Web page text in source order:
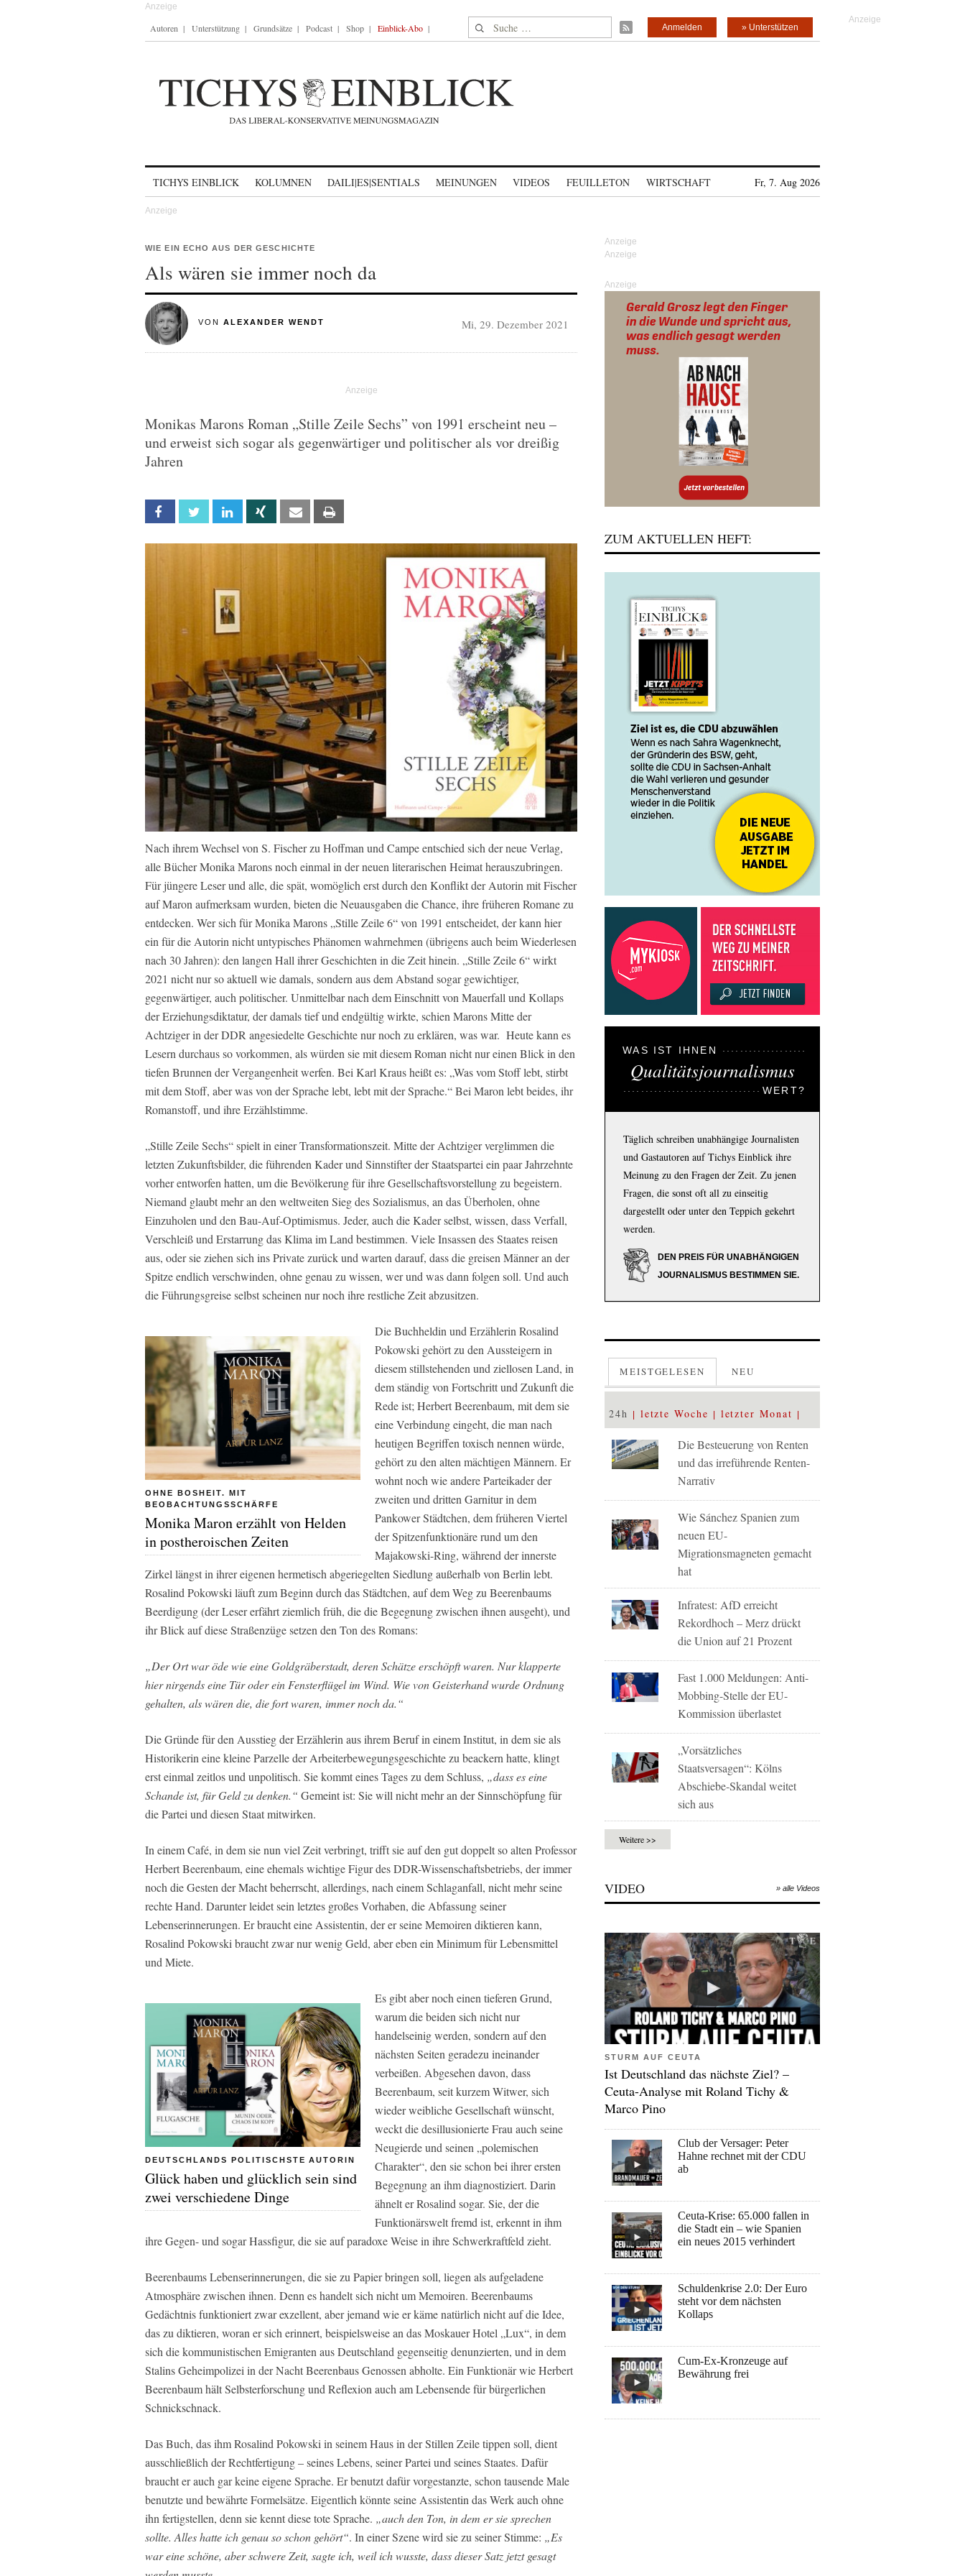
Autoren Unterstützung Grundsätze Podcast Shop Einblick-Abo Suche nach: » Unterstützen
Anmelden
TICHYS EINBLICK KOLUMNEN DAILI|ES|SENTIALS MEINUNGEN VIDEOS FEUILLETON WIRTSCHAFT Fr, 7. Aug 2026
WIE EIN ECHO AUS DER GESCHICHTE
Als wären sie immer noch da
VON ALEXANDER WENDT Mi, 29. Dezember 2021
Monikas Marons Roman „Stille Zeile Sechs” von 1991 erscheint neu –
und erweist sich sogar als gegenwärtiger und politischer als vor dreißig
Jahren
Facebook Twitter Linkedin Xing Email
Nach ihrem Wechsel von S. Fischer zu Hoffman und Campe entschied sich der neue Verlag,
alle Bücher Monika Marons noch einmal in der neuen literarischen Heimat herauszubringen.
Für jüngere Leser und alle, die spät, womöglich erst durch den Konflikt der Autorin mit Fischer
auf Maron aufmerksam wurden, bieten die Neuausgaben die Chance, ihre früheren Romane zu
entdecken. Wer sich für Monika Marons „Stille Zeile 6“ von 1991 entscheidet, der kann hier
ein für die Autorin nicht untypisches Phänomen wahrnehmen (übrigens auch beim Wiederlesen
nach 30 Jahren): den langen Hall ihrer Geschichten in die Zeit hinein. „Stille Zeile 6“ wirkt
2021 nicht nur so aktuell wie damals, sondern aus dem Abstand sogar gewichtiger,
gegenwärtiger, auch politischer. Unmittelbar nach dem Einschnitt von Mauerfall und Kollaps
der Erziehungsdiktatur, der damals tief und endgültig wirkte, schien Marons Mitte der
Achtziger in der DDR angesiedelte Geschichte nur noch zu erklären, was war. Heute kann es
Lesern durchaus so vorkommen, als würden sie mit diesem Roman nicht nur einen Blick in den
tiefen Brunnen der Vergangenheit werfen. Bei Karl Kraus heißt es: „Was vom Stoff lebt, stirbt
mit dem Stoff, aber was von der Sprache lebt, lebt mit der Sprache.“ Bei Maron lebt beides, ihr
Romanstoff, und ihre Erzählstimme.
„Stille Zeile Sechs“ spielt in einer Transformationszeit. Mitte der Achtziger verglimmen die
letzten Zukunftsbilder, die führenden Kader und Sinnstifter der Staatspartei ein paar Jahrzehnte
vorher entworfen hatten, um die Bevölkerung für ihre Gesellschaftsvorstellung zu begeistern.
Niemand glaubt mehr an den weltweiten Sieg des Sozialismus, an das Überholen, ohne
Einzuholen und den Bau-Auf-Optimismus. Jeder, auch die Kader selbst, wissen, dass Verfall,
Verschleiß und Erstarrung das Klima im Land bestimmen. Viele Insassen des Staates reisen
aus, oder sie ziehen sich ins Private zurück und warten darauf, dass die greisen Männer an der
Spitze endlich verschwinden, ohne genau zu wissen, wer und was dann folgen soll. Und auch
die Führungsgreise selbst scheinen nur noch ihre restliche Zeit abzusitzen.
OHNE BOSHEIT. MIT
BEOBACHTUNGSSCHÄRFE
Monika Maron erzählt von Helden
in postheroischen Zeiten
Die Buchheldin und Erzählerin Rosalind
Pokowski gehört zu den Aussteigern in
diesem stillstehenden und ziellosen Land, in
dem ständig von Fortschritt und Zukunft die
Rede ist; Herbert Beerenbaum, mit dem sie
eine Verbindung eingeht, die man nach
heutigen Begriffen toxisch nennen würde,
gehört zu den alten mächtigen Männern. Er
wohnt noch wie andere Parteikader der
zweiten und dritten Garnitur in dem
Pankower Städtchen, dem früheren Viertel
der Spitzenfunktionäre rund um den
Majakowski-Ring, während der innerste
Zirkel längst in ihrer eigenen hermetisch abgeriegelten Siedlung außerhalb von Berlin lebt.
Rosalind Pokowski läuft zum Beginn durch das Städtchen, auf dem Weg zu Beerenbaums
Beerdigung (der Leser erfährt ziemlich früh, die die Begegnung zwischen ihnen ausgeht), und
ihr Blick auf diese Straßenzüge setzen den Ton des Romans:
„Der Ort war öde wie eine Goldgräberstadt, deren Schätze erschöpft waren. Nur klapperte
hier nirgends eine Tür oder ein Fensterflügel im Wind. Wie von Geisterhand wurde Ordnung
gehalten, als wären die, die fort waren, immer noch da.“
Die Gründe für den Ausstieg der Erzählerin aus ihrem Beruf in einem Institut, in dem sie als
Historikerin eine kleine Parzelle der Arbeiterbewegungsgeschichte zu beackern hatte, klingt
erst einmal zeitlos und unpolitisch. Sie kommt eines Tages zu dem Schluss, „dass es eine
Schande ist, für Geld zu denken.“ Gemeint ist: Sie will nicht mehr an der Sinnschöpfung für
die Partei und diesen Staat mitwirken.
In einem Café, in dem sie nun viel Zeit verbringt, trifft sie auf den gut doppelt so alten Professor
Herbert Beerenbaum, eine ehemals wichtige Figur des DDR-Wissenschaftsbetriebs, der immer
noch die Gesten der Macht beherrscht, allerdings, nach einem Schlaganfall, nicht mehr seine
rechte Hand. Darunter leidet sein letztes großes Vorhaben, die Abfassung seiner
Lebenserinnerungen. Er braucht eine Assistentin, der er seine Memoiren diktieren kann,
Rosalind Pokowski braucht zwar nur wenig Geld, aber eben ein Minimum für Lebensmittel
und Miete.
DEUTSCHLANDS POLITISCHSTE AUTORIN
Glück haben und glücklich sein sind
zwei verschiedene Dinge
Es gibt aber noch einen tieferen Grund,
warum die beiden sich nicht nur
handelseinig werden, sondern auf den
nächsten Seiten geradezu ineinander
verbeißen. Abgesehen davon, dass
Beerenbaum, seit kurzem Witwer, sich
wieder weibliche Gesellschaft wünscht,
weckt die desillusionierte Frau auch seine
Neugierde und seinen „polemischen
Charakter“, den sie schon bei ihrer ersten
Begegnung an ihm diagnostiziert. Darin
ähnelt er Rosalind sogar. Sie, der die
Funktionärswelt fremd ist, erkennt in ihm
ihre Gegen- und sogar Hassfigur, die sie auf paradoxe Weise in ihre Schwerkraftfeld zieht.
Beerenbaums Lebenserinnerungen, die sie zu Papier bringen soll, liegen als aufgeladene
Atmosphäre zwischen ihnen. Denn es handelt sich nicht um Memoiren. Beerenbaums
Gedächtnis funktioniert zwar exzellent, aber jemand wie er käme natürlich nicht auf die Idee,
das zu diktieren, woran er sich erinnert, beispielsweise an das Moskauer Hotel „Lux“, in dem
sich die kommunistischen Emigranten aus Deutschland gegenseitig denunzierten, und in dem
Stalins Geheimpolizei in der Nacht Beerenbaus Genossen abholte. Ein Funktionär wie Herbert
Beerenbaum hält Selbsterforschung und Reflexion auch am Lebensende für bürgerlichen
Schnickschnack.
Das Buch, das ihm Rosalind Pokowski in seinem Haus in der Stillen Zeile tippen soll, dient
ausschließlich der Rechtfertigung – seines Lebens, seiner Partei und seines Staates. Dafür
braucht er auch gar keine eigene Sprache. Er benutzt dafür vorgestanzte, schon tausende Male
benutzte und bewährte Formelsätze. Eigentlich könnte seine Assistentin das Werk auch ohne
ihn fertigstellen, denn sie kennt diese tote Sprache. „auch den Ton, in dem er sie sprechen
sollte. Alles hatte ich genau so schon gehört“. In einer Szene wird sie zu seiner Stimme: „Es
war eine schöne, aber schwere Zeit, sagte ich, weil ich wusste, dass dieser Satz jetzt gesagt
Anzeige
ZUM AKTUELLEN HEFT:
WAS IST IHNEN
Qualitätsjournalismus
WERT?
Täglich schreiben unabhängige Journalisten
und Gastautoren auf Tichys Einblick ihre
Meinung zu den Fragen der Zeit. Zu jenen
Fragen, die sonst oft all zu einseitig
dargestellt oder unter den Teppich gekehrt
werden.
DEN PREIS FÜR UNABHÄNGIGEN
JOURNALISMUS BESTIMMEN SIE.
MEISTGELESEN NEU
24h letzte Woche letzter Monat
Die Besteuerung von Renten
und das irreführende Renten-
Narrativ
Wie Sánchez Spanien zum
neuen EU-
Migrationsmagneten gemacht
hat
Infratest: AfD erreicht
Rekordhoch – Merz drückt
die Union auf 21 Prozent
Fast 1.000 Meldungen: Anti-
Mobbing-Stelle der EU-
Kommission überlastet
„Vorsätzliches
Staatsversagen“: Kölns
Abschiebe-Skandal weitet
sich aus
Weitere >>
VIDEO » alle Videos
STURM AUF CEUTA
Ist Deutschland das nächste Ziel? –
Ceuta-Analyse mit Roland Tichy &
Marco Pino
Club der Versager: Peter
Hahne rechnet mit der CDU
ab
Ceuta-Krise: 65.000 fallen in
die Stadt ein – wie Spanien
ein neues 2015 verhindert
Schuldenkrise 2.0: Der Euro
steht vor dem nächsten
Kollaps
Cum-Ex-Kronzeuge auf
Bewährung frei